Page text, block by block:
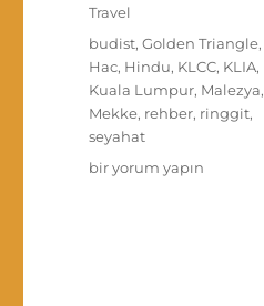
Kategoriler
Travel
Etiketler
budist,Golden Triangle,
Hac, Hindu, KLCC, KLIA,
Kuala Lumpur, Malezya,
Mekke, rehber, ringgit,
seyahat
Malezya
bir yorum yapın